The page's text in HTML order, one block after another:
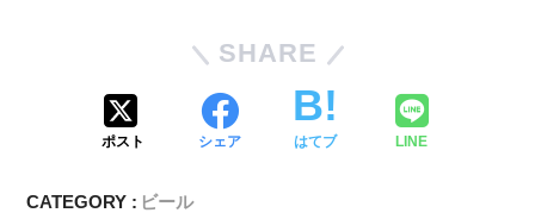
SHARE
ポスト シェア はてブ LINE
CATEGORY : ビール